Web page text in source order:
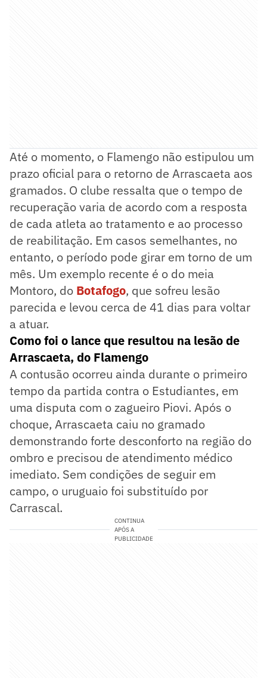
Até o momento, o Flamengo não estipulou um
prazo oficial para o retorno de Arrascaeta aos
gramados. O clube ressalta que o tempo de
recuperação varia de acordo com a resposta
de cada atleta ao tratamento e ao processo
de reabilitação. Em casos semelhantes, no
entanto, o período pode girar em torno de um
mês. Um exemplo recente é o do meia
Montoro, do Botafogo, que sofreu lesão
parecida e levou cerca de 41 dias para voltar
a atuar.
Como foi o lance que resultou na lesão de
Arrascaeta, do Flamengo
A contusão ocorreu ainda durante o primeiro
tempo da partida contra o Estudiantes, em
uma disputa com o zagueiro Piovi. Após o
choque, Arrascaeta caiu no gramado
demonstrando forte desconforto na região do
ombro e precisou de atendimento médico
imediato. Sem condições de seguir em
campo, o uruguaio foi substituído por
Carrascal.
CONTINUA
APÓS A
PUBLICIDADE